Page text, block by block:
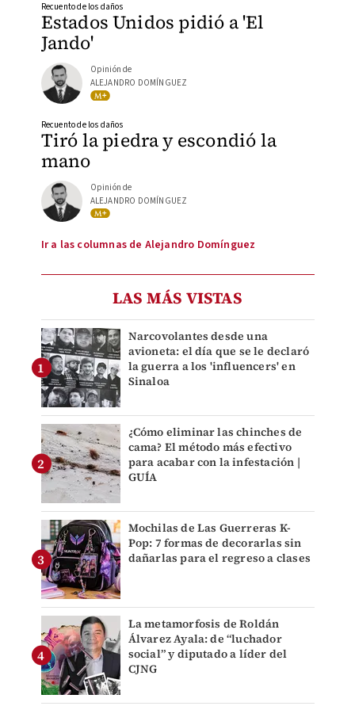
Estados Unidos pidió a 'El
Jando'
Recuento de los daños
Opinión de
ALEJANDRO DOMÍNGUEZ
Tiró la piedra y escondió la
mano
Recuento de los daños
Opinión de
ALEJANDRO DOMÍNGUEZ
Ir a las columnas de Alejandro Domínguez
LAS MÁS VISTAS
Narcovolantes desde una
avioneta: el día que se le declaró
la guerra a los 'influencers' en
Sinaloa
¿Cómo eliminar las chinches de
cama? El método más efectivo
para acabar con la infestación |
GUÍA
Mochilas de Las Guerreras K-
Pop: 7 formas de decorarlas sin
dañarlas para el regreso a clases
La metamorfosis de Roldán
Álvarez Ayala: de “luchador
social” y diputado a líder del
CJNG